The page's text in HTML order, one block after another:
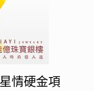
情硬金項